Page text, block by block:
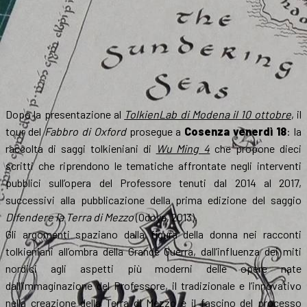
Dopo la presentazione al TolkienLab di Modena il 10 ottobre, il
tour delFabbro di Oxfordprosegue a Cosenza venerdì 18: la
raccolta di saggi tolkieniani di Wu Ming 4 che propone dieci
scritti che riprendono le tematiche affrontate negli interventi
pubblici sull’opera del Professore tenuti dal 2014 al 2017,
successivi alla pubblicazione della prima edizione del saggio
Difendere la Terra di Mezzo(Odoya, 2013).
Gli argomenti spaziano dalla figura della donna nei racconti
tolkieniani all’ombra della Grande Guerra, dall’influenza dei miti
nordici agli aspetti più moderni delle opere nate
dall’immaginazione del Professore, il tradizionale e l’innovativo
nella creazione della Terra di Mezzo e il fascino del processo